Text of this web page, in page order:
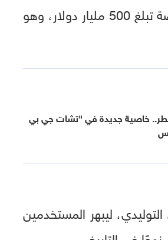
حاليين وسابقين فيها على أساس أن القيمة السوقية للشركة غير المدرجة في البورصة تبلغ 500 مليار دولار، وهو
خاصية جديدة في "تشات جي بي
ليبهر المستخدمين